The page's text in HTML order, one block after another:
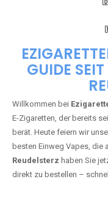
GUIDE
Willkommen bei
E-Zigaretten, der bereits
berät. Heute feiern wir
besten Einweg Vapes, die
Reudelsterz haben Sie
direkt zu bestellen –